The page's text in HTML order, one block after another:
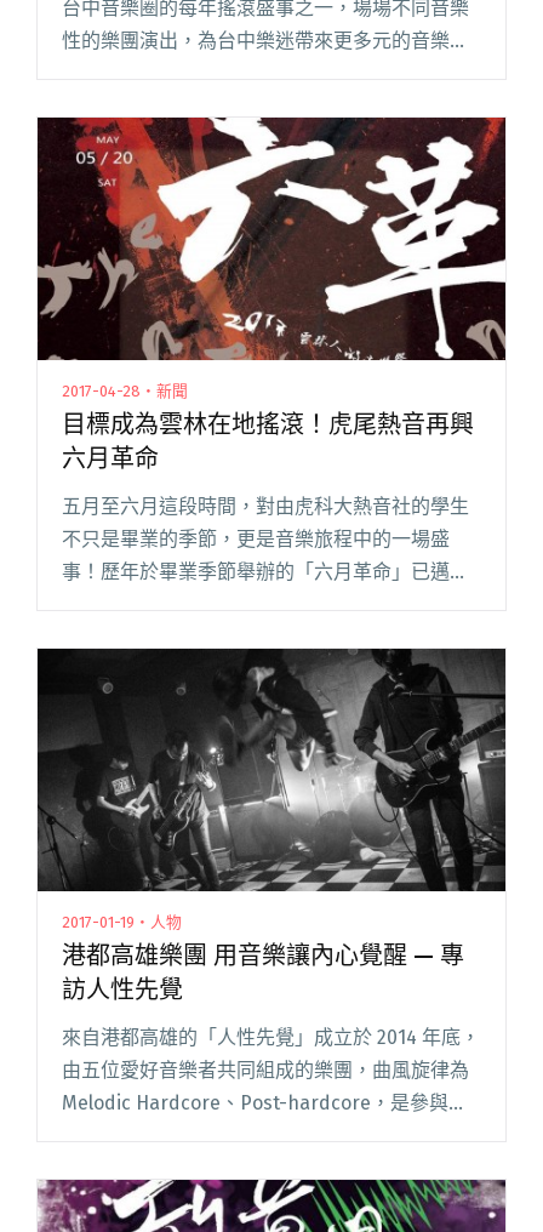
台中音樂圈的每年搖滾盛事之一，場場不同音樂
性的樂團演出，為台中樂迷帶來更多元的音樂享
獻給 Lega閱讀全文 "【2017喊聲搖滾】晨曦光廊
25人管弦樂上場、昆蟲白與神經病復出"
2017-04-28・新聞
目標成為雲林在地搖滾！虎尾熱音再興
六月革命
五月至六月這段時間，對由虎科大熱音社的學生
不只是畢業的季節，更是音樂旅程中的一場盛
事！歷年於畢業季節舉辦的「六月革命」已邁入
第十三屆，這次首度跨出虎尾地區，目標成為代
的在地音的覺醒音樂祭 Wake閱讀全文 "目標成為
雲林在地搖滾！虎尾熱音再興六月革命"
2017-01-19・人物
港都高雄樂團 用音樂讓內心覺醒 — 專
訪人性先覺
來自港都高雄的「人性先覺」成立於 2014 年底，
由五位愛好音樂者共同組成的樂團，曲風旋律為
Melodic Hardcore、Post-hardcore，是參與
2016 年墾丁春吶演出樂團其中之一。兩年之間，
高雄樂團 用音樂讓內心覺醒 — 專訪人性先覺"